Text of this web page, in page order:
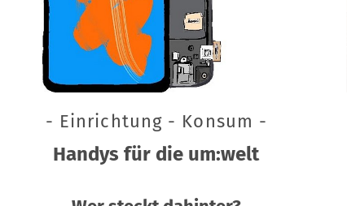
- Einrichtung - Konsum -
Handys für die um:welt